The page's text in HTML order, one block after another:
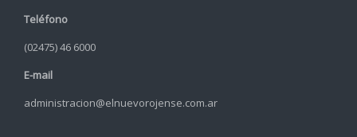
Teléfono
(02475) 46 6000
E-mail
administracion@elnuevorojense.com.ar